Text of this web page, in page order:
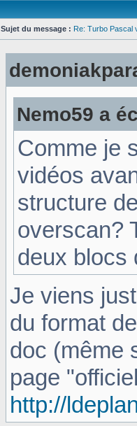
Sujet du message : Re: Turbo Pascal
Nemo59 a
Comme je
vidéos
structure
overscan?
deux
Je viens
du format
doc (même
page
http://